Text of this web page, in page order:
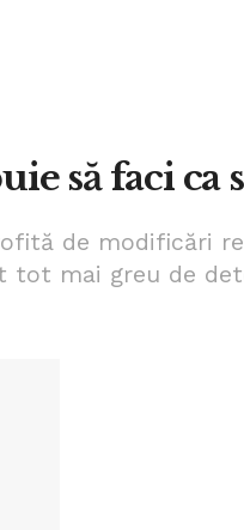
să faci ca
de modificări
tot mai greu de